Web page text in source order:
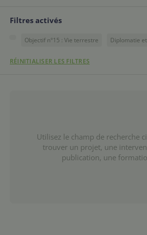
Filtres activés
Objectif n°15 : Vie terrestre Diplomatie
RÉINITIALISER LES FILTRES
Utilisez le champ de recherche
trouver un projet, une
publication, une